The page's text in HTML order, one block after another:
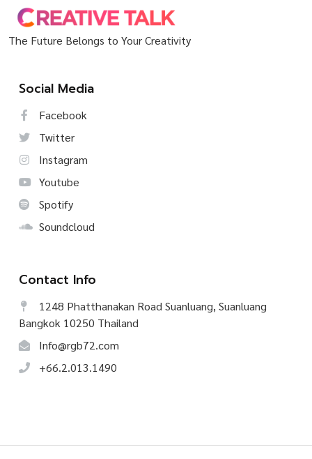
The Future Belongs to Your Creativity
Social Media
Facebook
Twitter
Instagram
Youtube
Spotify
Soundcloud
Contact Info
1248 Phatthanakan Road Suanluang, Suanluang
Bangkok 10250 Thailand
Info@rgb72.com
+66.2.013.1490